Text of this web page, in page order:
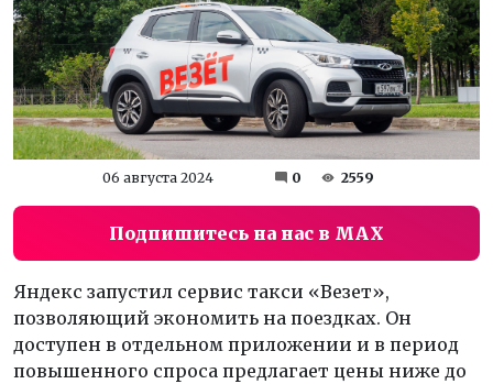
06 августа 2024 0 2559
Подпишитесь на нас в MAX
Яндекс запустил сервис такси «Везет»,
позволяющий экономить на поездках. Он
доступен в отдельном приложении и в период
повышенного спроса предлагает цены ниже до